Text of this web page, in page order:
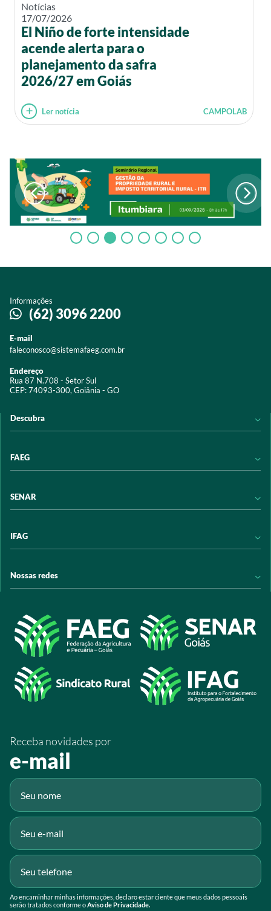
Notícias
17/07/2026
El Niño de forte intensidade
acende alerta para o
planejamento da safra
2026/27 em Goiás
Ler notícia CAMPOLAB
Informações
(62) 3096 2200
E-mail
faleconosco@sistemafaeg.com.br
Endereço
Rua 87 N.708 - Setor Sul
CEP: 74093-300, Goiânia - GO
Descubra
Acervo digital
Programas e Serviços
Trabalhe conosco
FAEG
Transparência
SENAR
Transparência
Arrecadação
IFAG
Programas e Serviços
Acesso à Informação
Nossas redes
@sistemafaeg
/SistemaFaeg
/sistemafaeg
/SistemaFaeg
Receba novidades por
e-mail
Ao encaminhar minhas informações, declaro estar ciente que meus dados pessoais
serão tratados conforme oAviso de Privacidade.